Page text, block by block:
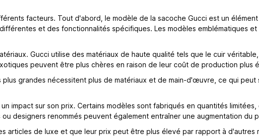
facteurs. Tout d'abord, le modèle de la sacoche Gucci est un
et des fonctionnalités spécifiques. Les modèles emblématiques
Gucci utilise des matériaux de haute qualité tels que le cuir
peuvent être plus chères en raison de leur coût de production plus
grandes nécessitent plus de matériaux et de main-d'œuvre, ce qui
impact sur son prix. Certains modèles sont fabriqués en quantités
designers renommés peuvent également entraîner une augmentation du
articles de luxe et que leur prix peut être plus élevé par rapport à d'autres